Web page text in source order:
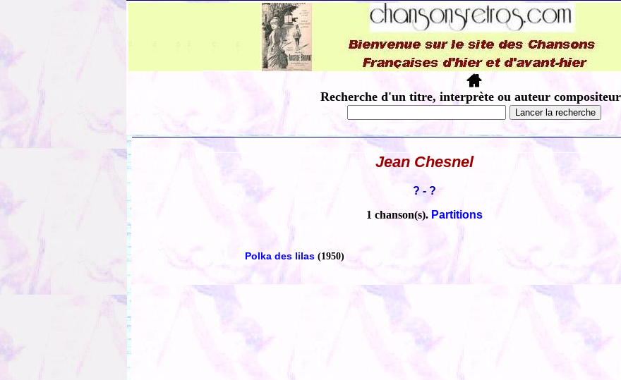
Recherche d'un titre, interprète ou auteur
Jean Chesnel
? - ?
1 chanson(s). Partitions
Polka des lilas (1950)